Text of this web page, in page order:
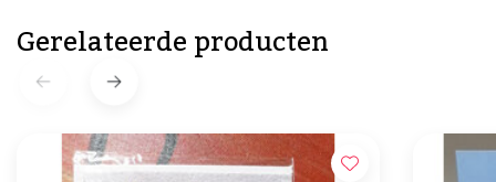
Gerelateerde producten